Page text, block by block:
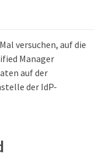
versuchen, auf die
Manager
auf der
der IdP-